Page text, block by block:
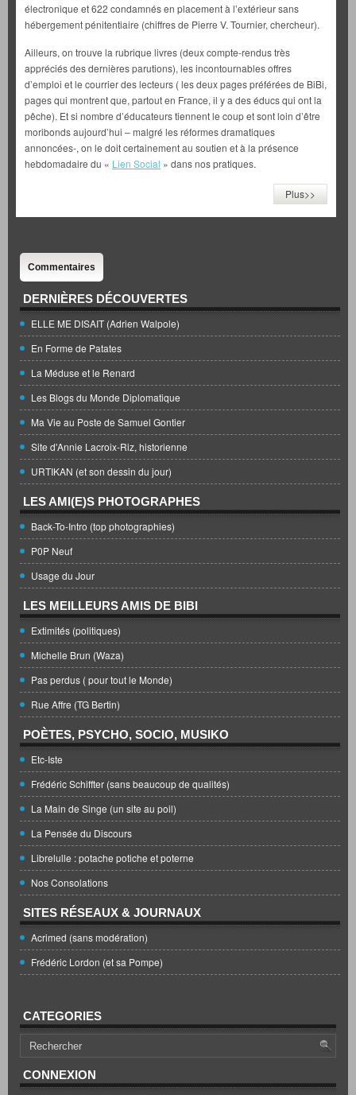
électronique et 622 condamnés en placement à l’extérieur sans
hébergement pénitentiaire (chiffres de Pierre V. Tournier, chercheur).
Ailleurs, on trouve la rubrique livres (deux compte-rendus très
appréciés des dernières parutions), les incontournables offres
d’emploi et le courrier des lecteurs ( les deux pages préférées de BiBi,
pages qui montrent que, partout en France, il y a des éducs qui ont la
pêche). Et si nombre d’éducateurs tiennent le coup et sont loin d’être
moribonds aujourd’hui – malgré les réformes dramatiques
annoncées-, on le doit certainement au soutien et à la présence
hebdomadaire du « Lien Social » dans nos pratiques.
Plus>>
Commentaires
DERNIÈRES DÉCOUVERTES
ELLE ME DISAIT (Adrien Walpole)
En Forme de Patates
La Méduse et le Renard
Les Blogs du Monde Diplomatique
Ma Vie au Poste de Samuel Gontier
Site d'Annie Lacroix-Riz, historienne
URTIKAN (et son dessin du jour)
LES AMI(E)S PHOTOGRAPHES
Back-To-Intro (top photographies)
P0P Neuf
Usage du Jour
LES MEILLEURS AMIS DE BIBI
Extimités (politiques)
Michelle Brun (Waza)
Pas perdus ( pour tout le Monde)
Rue Affre (TG Bertin)
POÈTES, PSYCHO, SOCIO, MUSIKO
Etc-Iste
Frédéric Schiffter (sans beaucoup de qualités)
La Main de Singe (un site au poil)
La Pensée du Discours
Librelulle : potache potiche et poterne
Nos Consolations
SITES RÉSEAUX & JOURNAUX
Acrimed (sans modération)
Frédéric Lordon (et sa Pompe)
CATEGORIES
CONNEXION